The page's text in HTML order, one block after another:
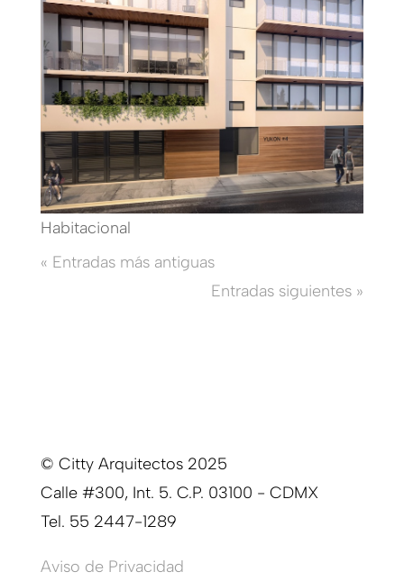
Habitacional
« Entradas más antiguas
Entradas siguientes »
© Citty Arquitectos 2025
Calle #300, Int. 5. C.P. 03100 - CDMX
Tel. 55 2447-1289
Aviso de Privacidad